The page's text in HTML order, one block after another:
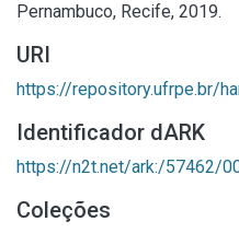
Pernambuco, Recife, 2019.
URI
https://repository.ufrpe.br/
Identificador dARK
https://n2t.net/ark:/57462/
Coleções